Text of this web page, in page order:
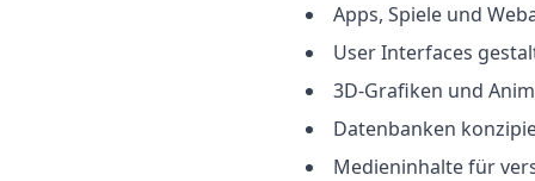
Apps, Spiele und
User Interfaces
3D-Grafiken und
Datenbanken
Medieninhalte für